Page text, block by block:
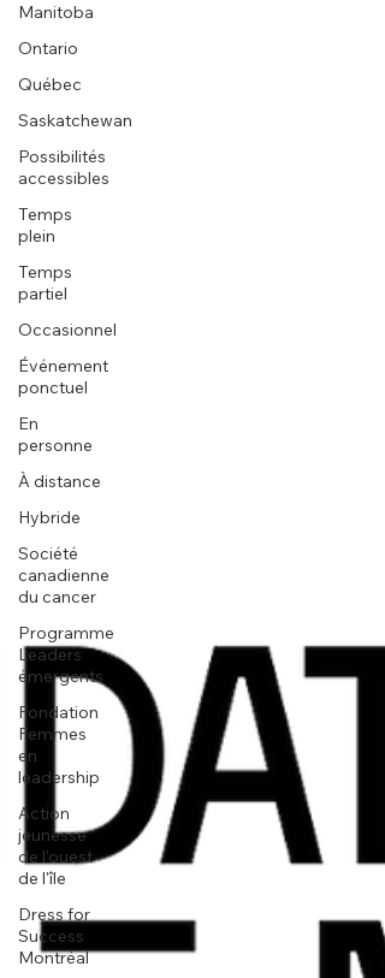
Manitoba
Ontario
Québec
Saskatchewan
Possibilités
accessibles
Temps
plein
Temps
partiel
Occasionnel
Événement
ponctuel
En
personne
À distance
Hybride
Société
canadienne
du cancer
Programme
Leaders
émergents
Fondation
Femmes
en
leadership
Action
jeunesse
de l'ouest
de l'île
Dress for
Success
Montréal